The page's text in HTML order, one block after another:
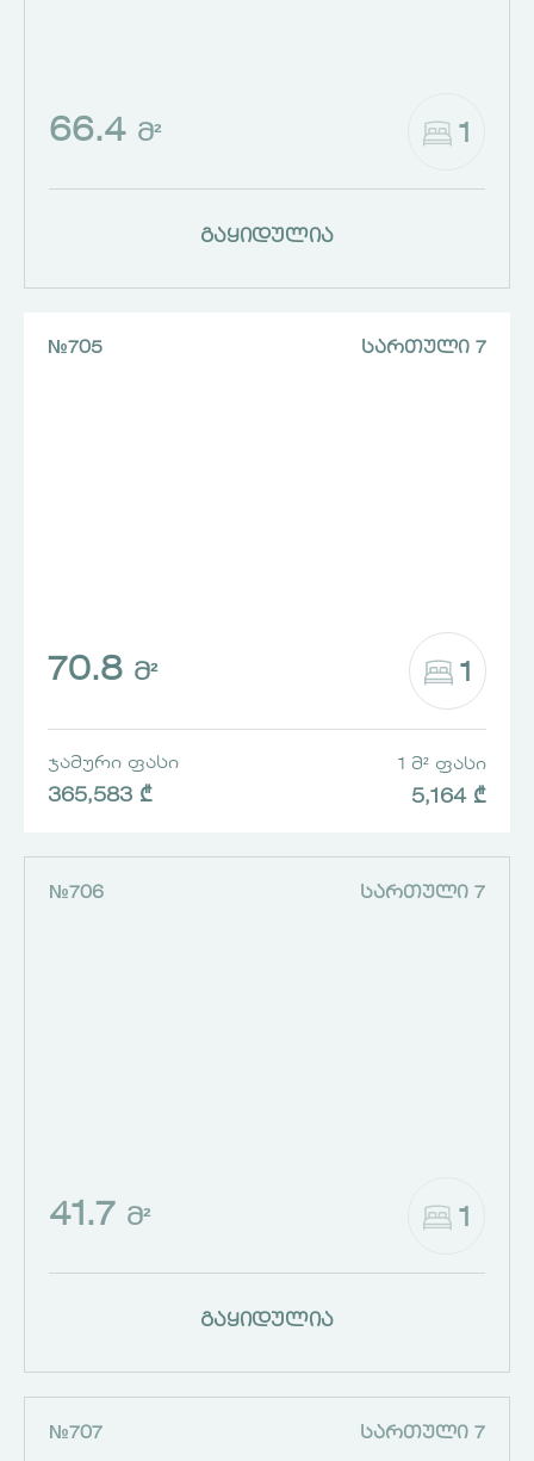
66.4 Მ² 1
გაყიდულია
№705 ᲡᲐᲠᲗᲣᲚᲘ 7
70.8 Მ² 1
ᲯᲐᲛᲣᲠᲘ ᲤᲐᲡᲘ
365,583 ₾
1 Მ² ᲤᲐᲡᲘ
5,164 ₾
№706 ᲡᲐᲠᲗᲣᲚᲘ 7
41.7 Მ² 1
გაყიდულია
№707 ᲡᲐᲠᲗᲣᲚᲘ 7